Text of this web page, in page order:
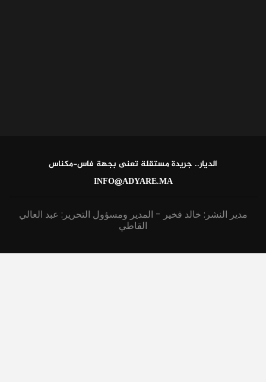
الديار.. جريدة مستقلة تعنى بجهة فاس-مكناس
INFO@ADYARE.MA
مدير النشر: خالد فخير - المدير ومسؤول التحرير: عبد العالي
القاطي